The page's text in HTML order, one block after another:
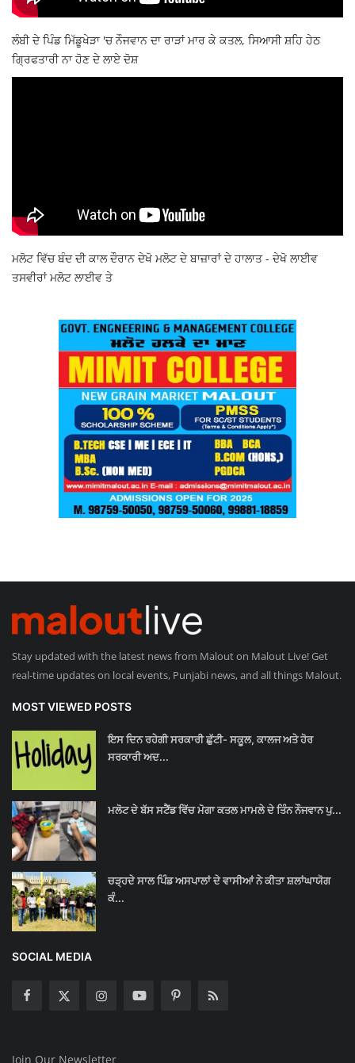
ਲੰਬੀ ਦੇ ਪਿੰਡ ਮਿੱਡੂਖੇੜਾ 'ਚ ਨੌਜਵਾਨ ਦਾ ਰਾੜਾਂ ਮਾਰ ਕੇ ਕਤਲ, ਸਿਆਸੀ ਸ਼ਹਿ ਹੇਠ
ਗ੍ਰਿਫਤਾਰੀ ਨਾ ਹੋਣ ਦੇ ਲਾਏ ਦੋਸ਼
ਮਲੋਟ ਵਿੱਚ ਬੰਦ ਦੀ ਕਾਲ ਦੌਰਾਨ ਦੇਖੋ ਮਲੋਟ ਦੇ ਬਾਜ਼ਾਰਾਂ ਦੇ ਹਾਲਾਤ - ਦੇਖੋ ਲਾਈਵ
ਤਸਵੀਰਾਂ ਮਲੋਟ ਲਾਈਵ ਤੇ
Stay updated with the latest news from Malout on Malout Live! Get
real-time updates on local events, Punjabi news, and all things Malout.
MOST VIEWED POSTS
ਇਸ ਦਿਨ ਰਹੇਗੀ ਸਰਕਾਰੀ ਛੁੱਟੀ- ਸਕੂਲ, ਕਾਲਜ ਅਤੇ ਹੋਰ
ਸਰਕਾਰੀ ਅਦ...
ਮਲੋਟ ਦੇ ਬੱਸ ਸਟੈਂਡ ਵਿੱਚ ਮੋਗਾ ਕਤਲ ਮਾਮਲੇ ਦੇ ਤਿੰਨ ਨੌਜਵਾਨ ਪੁ...
ਚੜ੍ਹਦੇ ਸਾਲ ਪਿੰਡ ਅਸਪਾਲਾਂ ਦੇ ਵਾਸੀਆਂ ਨੇ ਕੀਤਾ ਸ਼ਲਾਂਘਾਯੋਗ
ਕੰ...
SOCIAL MEDIA
Join Our Newsletter